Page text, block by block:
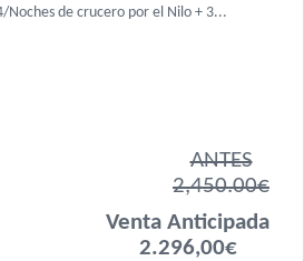
Noches de crucero por el Nilo + 3...
ANTES
2,450.00€
Venta Anticipada
2.296,00€